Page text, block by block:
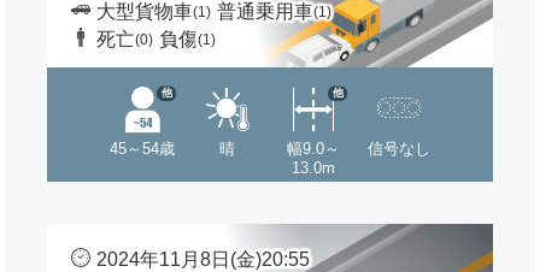
大型貨物車(1) 普通乗用車(1)
死亡(0) 負傷(1)
45～54歳
他
晴
幅9.0～
13.0m
他
信号なし
2024年11月8日(金)20:55